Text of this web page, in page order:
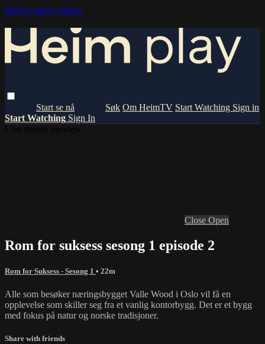
Skip to main content
Om HeimTV Start Watching Sign in
Start Watching Sign In
Close Open
Rom for suksess sesong 1 episode 2
Rom for Suksess - Sesong 1 • 22m
Alle som besøker næringsbygget Valle Wood i Oslo vil få en
opplevelse som skiller seg fra et vanlig kontorbygg. Det er et bygg
med fokus på natur og norske tradisjoner.
Share with friends